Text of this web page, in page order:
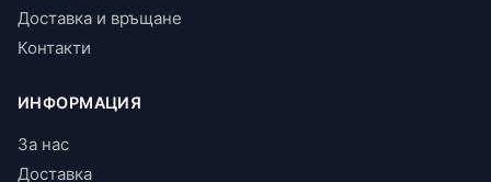
Доставка и връщане
Контакти
ИНФОРМАЦИЯ
За нас
Доставка